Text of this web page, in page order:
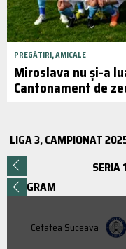
PREGĂTIRI, AMICALE
Miroslava nu și-a
Cantonament de
SERIA
PROGRAM
Cetatea Suceava